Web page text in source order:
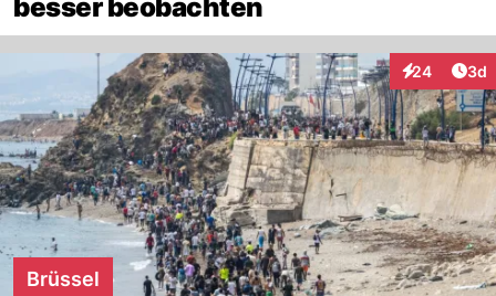
besser beobachten
24
Interaktionen
3d
Brüssel